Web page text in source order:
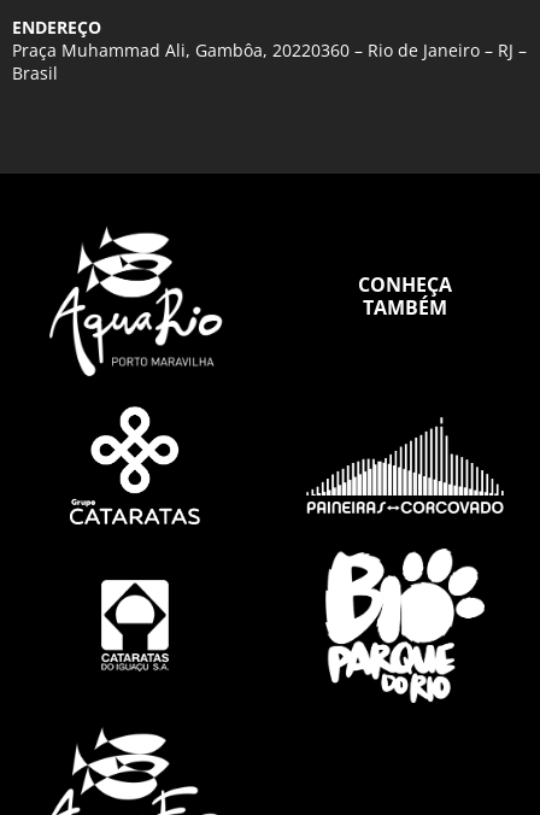
ENDEREÇO
Praça Muhammad Ali, Gambôa, 20220360 – Rio de Janeiro – RJ –
Brasil
CONHEÇA
TAMBÉM